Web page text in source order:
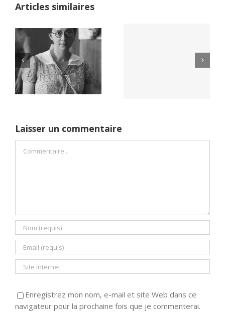
Articles similaires
Netflix Field of
Dreams (1989)
Yaïr Golan : une
Laisser un commentaire
Enregistrez mon nom, e-mail et site Web dans ce
navigateur pour la prochaine fois que je commenterai.